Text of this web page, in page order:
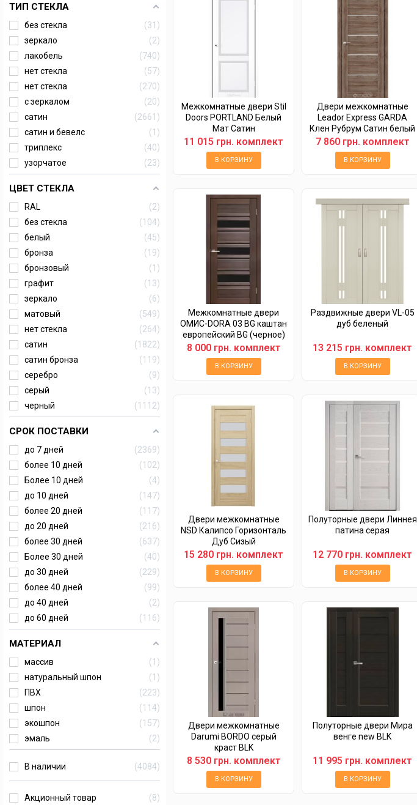
Межкомнатные двери Stil
Doors PORTLAND Белый
Мат Сатин
11 015 грн. комплект
В КОРЗИНУ
Двери межкомнатные
Leador Express GARDA
Клен Рубрум Сатин белый
7 860 грн. комплект
В КОРЗИНУ
Межкомнатные двери
ОМИС-DORA 03 BG каштан
европейский BG (черное)
8 000 грн. комплект
В КОРЗИНУ
Раздвижные двери VL-05
дуб беленый
13 215 грн. комплект
В КОРЗИНУ
Двери межкомнатные
NSD Калипсо Горизонталь
Дуб Сизый
15 280 грн. комплект
В КОРЗИНУ
Полуторные двери Линнея
патина серая
12 770 грн. комплект
В КОРЗИНУ
Двери межкомнатные
Darumi BORDO серый
краст BLK
8 530 грн. комплект
В КОРЗИНУ
Полуторные двери Мира
венге new BLK
11 995 грн. комплект
В КОРЗИНУ
ТИП СТЕКЛА
без стекла
31
зеркало
2
лакобель
740
нет стекла
57
нет стекла
270
с зеркалом
20
сатин
2661
сатин и бевелс
1
триплекс
40
узорчатое
23
ЦВЕТ СТЕКЛА
RAL
2
без стекла
104
белый
45
бронза
19
бронзовый
1
графит
13
зеркало
6
матовый
549
нет стекла
264
сатин
1822
сатин бронза
119
серебро
9
серый
13
черный
1112
СРОК ПОСТАВКИ
до 7 дней
2369
более 10 дней
102
Более 10 дней
4
до 10 дней
147
более 20 дней
117
до 20 дней
216
более 30 дней
637
Более 30 дней
40
до 30 дней
229
более 40 дней
99
до 40 дней
2
до 60 дней
116
МАТЕРИАЛ
массив
1
натуральный шпон
1
ПВХ
223
шпон
114
экошпон
157
эмаль
2
В наличии 4084
Акционный товар 8